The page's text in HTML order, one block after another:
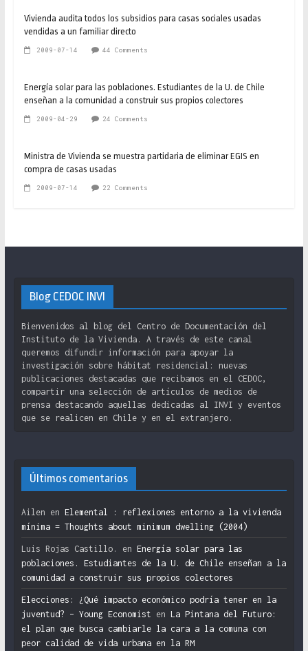
Vivienda audita todos los subsidios para casas sociales usadas
vendidas a un familiar directo
2009-07-14 44 Comments
Energía solar para las poblaciones. Estudiantes de la U. de Chile
enseñan a la comunidad a construir sus propios colectores
2009-04-29 24 Comments
Ministra de Vivienda se muestra partidaria de eliminar EGIS en
compra de casas usadas
2009-07-14 22 Comments
Blog CEDOC INVI
Bienvenidos al blog del Centro de Documentación del
Instituto de la Vivienda. A través de este canal
queremos difundir información para apoyar la
investigación sobre hábitat residencial: nuevas
publicaciones destacadas que recibamos en el CEDOC,
compartir una selección de artículos de medios de
prensa destacando aquellas dedicadas al INVI y eventos
que se realicen en Chile y en el extranjero.
Últimos comentarios
Ailen en Elemental : reflexiones entorno a la vivienda
mínima = Thoughts about minimum dwelling (2004)
Luis Rojas Castillo. en Energía solar para las
poblaciones. Estudiantes de la U. de Chile enseñan a la
comunidad a construir sus propios colectores
Elecciones: ¿Qué impacto económico podría tener en la
juventud? – Young Economist en La Pintana del Futuro:
el plan que busca cambiarle la cara a la comuna con
peor calidad de vida urbana en la RM